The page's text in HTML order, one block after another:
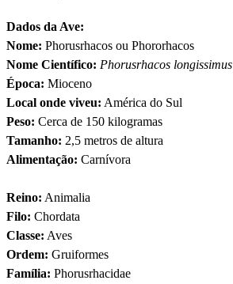
Dados da Ave:
Nome: Phorusrhacos ou Phororhacos
Nome Científico: Phorusrhacos longissimus
Época: Mioceno
Local onde viveu: América do Sul
Peso: Cerca de 150 kilogramas
Tamanho: 2,5 metros de altura
Alimentação: Carnívora
Reino: Animalia
Filo: Chordata
Classe: Aves
Ordem: Gruiformes
Família: Phorusrhacidae